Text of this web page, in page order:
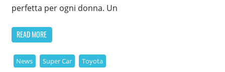
perfetta per ogni donna. Un
READ MORE
News Super Car Toyota